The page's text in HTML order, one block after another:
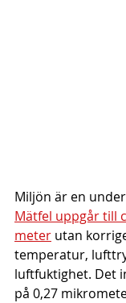
Miljön är en
Mätfel uppgår till
meter utan
temperatur,
luftfuktighet. Det
på 0,27